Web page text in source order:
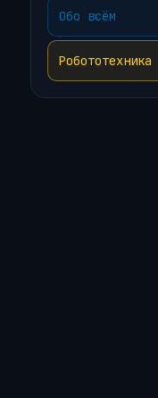
Обо всём
Робототехника